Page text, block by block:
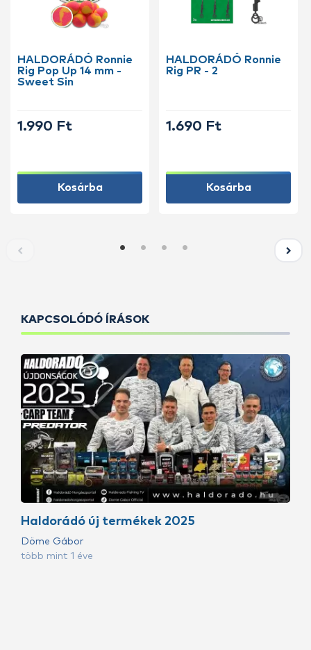
HALDORÁDÓ Ronnie
Rig Pop Up 14 mm -
Sweet Sin
1.990 Ft
Kosárba
HALDORÁDÓ Ronnie
Rig PR - 2
1.690 Ft
Kosárba
KAPCSOLÓDÓ ÍRÁSOK
Haldorádó új termékek 2025
Döme Gábor
több mint 1 éve